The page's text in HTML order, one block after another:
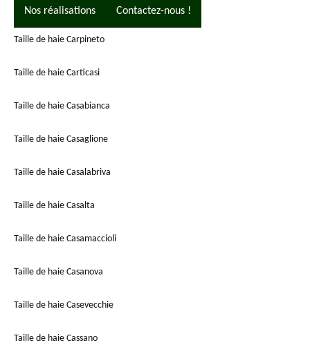
Nos réalisations Contactez-nous !
Taille de haie Cargiaca
Taille de haie Carpineto
Taille de haie Carticasi
Taille de haie Casabianca
Taille de haie Casaglione
Taille de haie Casalabriva
Taille de haie Casalta
Taille de haie Casamaccioli
Taille de haie Casanova
Taille de haie Casevecchie
Taille de haie Cassano